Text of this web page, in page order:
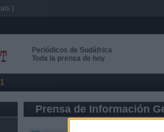
Periódicos de Sudáfrica
Toda la prensa de hoy
Prensa de Información
]